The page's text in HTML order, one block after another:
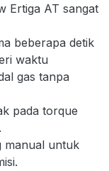
Ertiga AT sangat
beberapa detik
waktu
gas tanpa
pada torque
manual untuk